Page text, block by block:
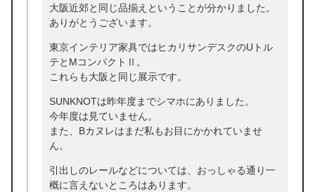
大阪近郊と同じ品揃えということが分かりました。
ありがとうございます。
東京インテリア家具ではヒカリサンデスクのUトル
テとMコンパクトⅡ。
これらも大阪と同じ展示です。
SUNKNOTは昨年度までシマホにありました。
今年度は見ていません。
また、Bカヌレはまだ私もお目にかかれていませ
ん。
引出しのレールなどについては、おっしゃる通り一
概に言えないところはあります。